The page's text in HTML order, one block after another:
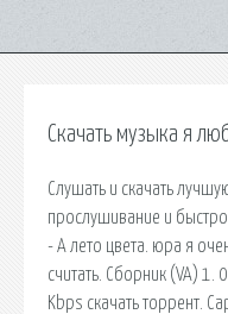
Скачать музыка я
Слушать и скачать
прослушивание и
- А лето цвета. юра я
считать. Сборник (VA)
Kbps скачать торрент.